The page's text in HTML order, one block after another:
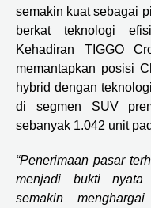
semakin kuat sebagai
berkat teknologi
Kehadiran TIGGO
memantapkan posisi
hybrid dengan
di segmen SUV
sebanyak 1.042 unit
“Penerimaan pasar
menjadi bukti nyata
semakin